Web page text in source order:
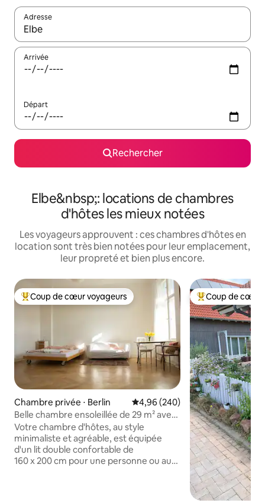
Adresse
Lorsque les résultats s'affichent, utilisez les flèches vers le
Arrivée
Départ
Rechercher
Elbe&nbsp;: locations de chambres
d'hôtes les mieux notées
Les voyageurs approuvent : ces chambres d'hôtes en
location sont très bien notées pour leur emplacement,
leur propreté et bien plus encore.
Coups de cœur voyageurs les plus appréciés
Coup de cœur voyageurs
Chambre privée ⋅ Berlin Évaluation moyenne sur la
4,96 (240)
Belle chambre ensoleillée de 29 m² avec
balcon privé
Votre chambre d'hôtes, au style
minimaliste et agréable, est équipée
d'un lit double confortable de
160 x 200 cm pour une personne ou au
Coups de cœur
Coup de cœur